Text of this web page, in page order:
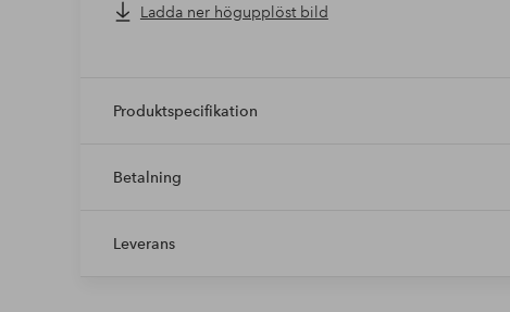
Ladda ner högupplöst bild
Produktspecifikation
Betalning
Leverans